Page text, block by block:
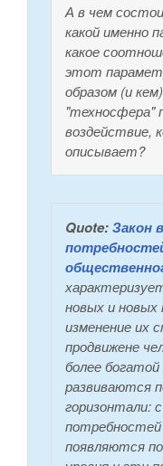
А в чем
какой именно
какое
этот
образом (и
"техносфера"
воздействие,
описывает?
Quote:Закон
новых и
изменение их
продвижене
более
развиваются
горизонтали:
потребностей
появляются